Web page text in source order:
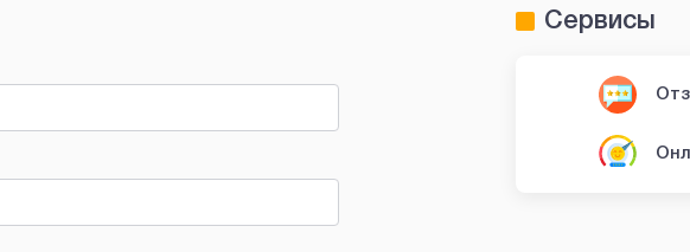
Сервисы